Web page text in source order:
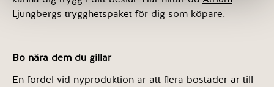
Ljungbergs trygghetspaket för dig som köpare.
Bo nära dem du gillar
En fördel vid nyproduktion är att flera bostäder är till